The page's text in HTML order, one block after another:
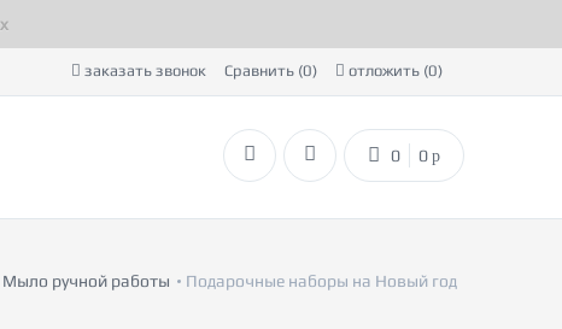
x
Сравнить (0) отложить (0)
заказать звонок
0 0 p
Мыло ручной работы Подарочные наборы на Новый год